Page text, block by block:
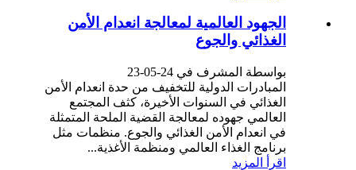
الجهود العالمية لمعالجة انعدام الأمن
الغذائي والجوع
بواسطة المشرف في 24-05-23
المبادرات الدولية للتخفيف من حدة انعدام الأمن
الغذائي في السنوات الأخيرة، كثف المجتمع
العالمي جهوده لمعالجة القضية الملحة المتمثلة
في انعدام الأمن الغذائي والجوع. منظمات مثل
برنامج الغذاء العالمي ومنظمة الأغذية...
اقرأ المزيد